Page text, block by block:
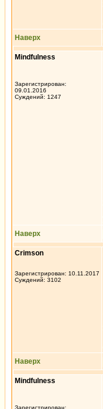
Наверх
Mindfulness
Зарегистрирован:
09.01.2016
Суждений: 1247
Наверх
Crimson
Зарегистрирован: 10.11.2017
Суждений: 3102
Наверх
Mindfulness
Зарегистрирован: